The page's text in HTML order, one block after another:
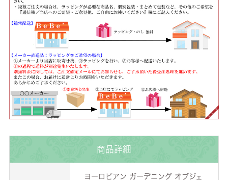
商品詳細
ヨーロピアン ガーデニング オブジェ